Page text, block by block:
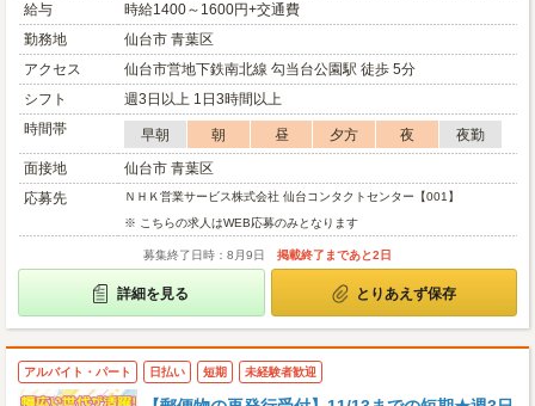
給与
時給1400～1600円+交通費
勤務地
仙台市 青葉区
アクセス
仙台市営地下鉄南北線 勾当台公園駅 徒歩 5分
シフト
週3日以上 1日3時間以上
時間帯
早朝 朝 昼 夕方 夜
夜勤
面接地
仙台市 青葉区
応募先
ＮＨＫ営業サービス株式会社 仙台コンタクトセンター【001】
※ こちらの求人はWEB応募のみとなります
募集終了日時：8月9日 掲載終了まであと2日
詳細を見る とりあえず保存
アルバイト・パート 日払い 短期 未経験者歓迎